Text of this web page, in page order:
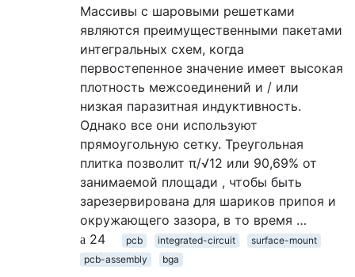
Массивы с шаровыми решетками
являются преимущественными пакетами
интегральных схем, когда
первостепенное значение имеет высокая
плотность межсоединений и / или
низкая паразитная индуктивность.
Однако все они используют
прямоугольную сетку. Треугольная
плитка позволит π/√12 или 90,69% от
занимаемой площади , чтобы быть
зарезервирована для шариков припоя и
окружающего зазора, в то время …
24
pcb integrated-circuit
surface-mount
pcb-assembly
bga